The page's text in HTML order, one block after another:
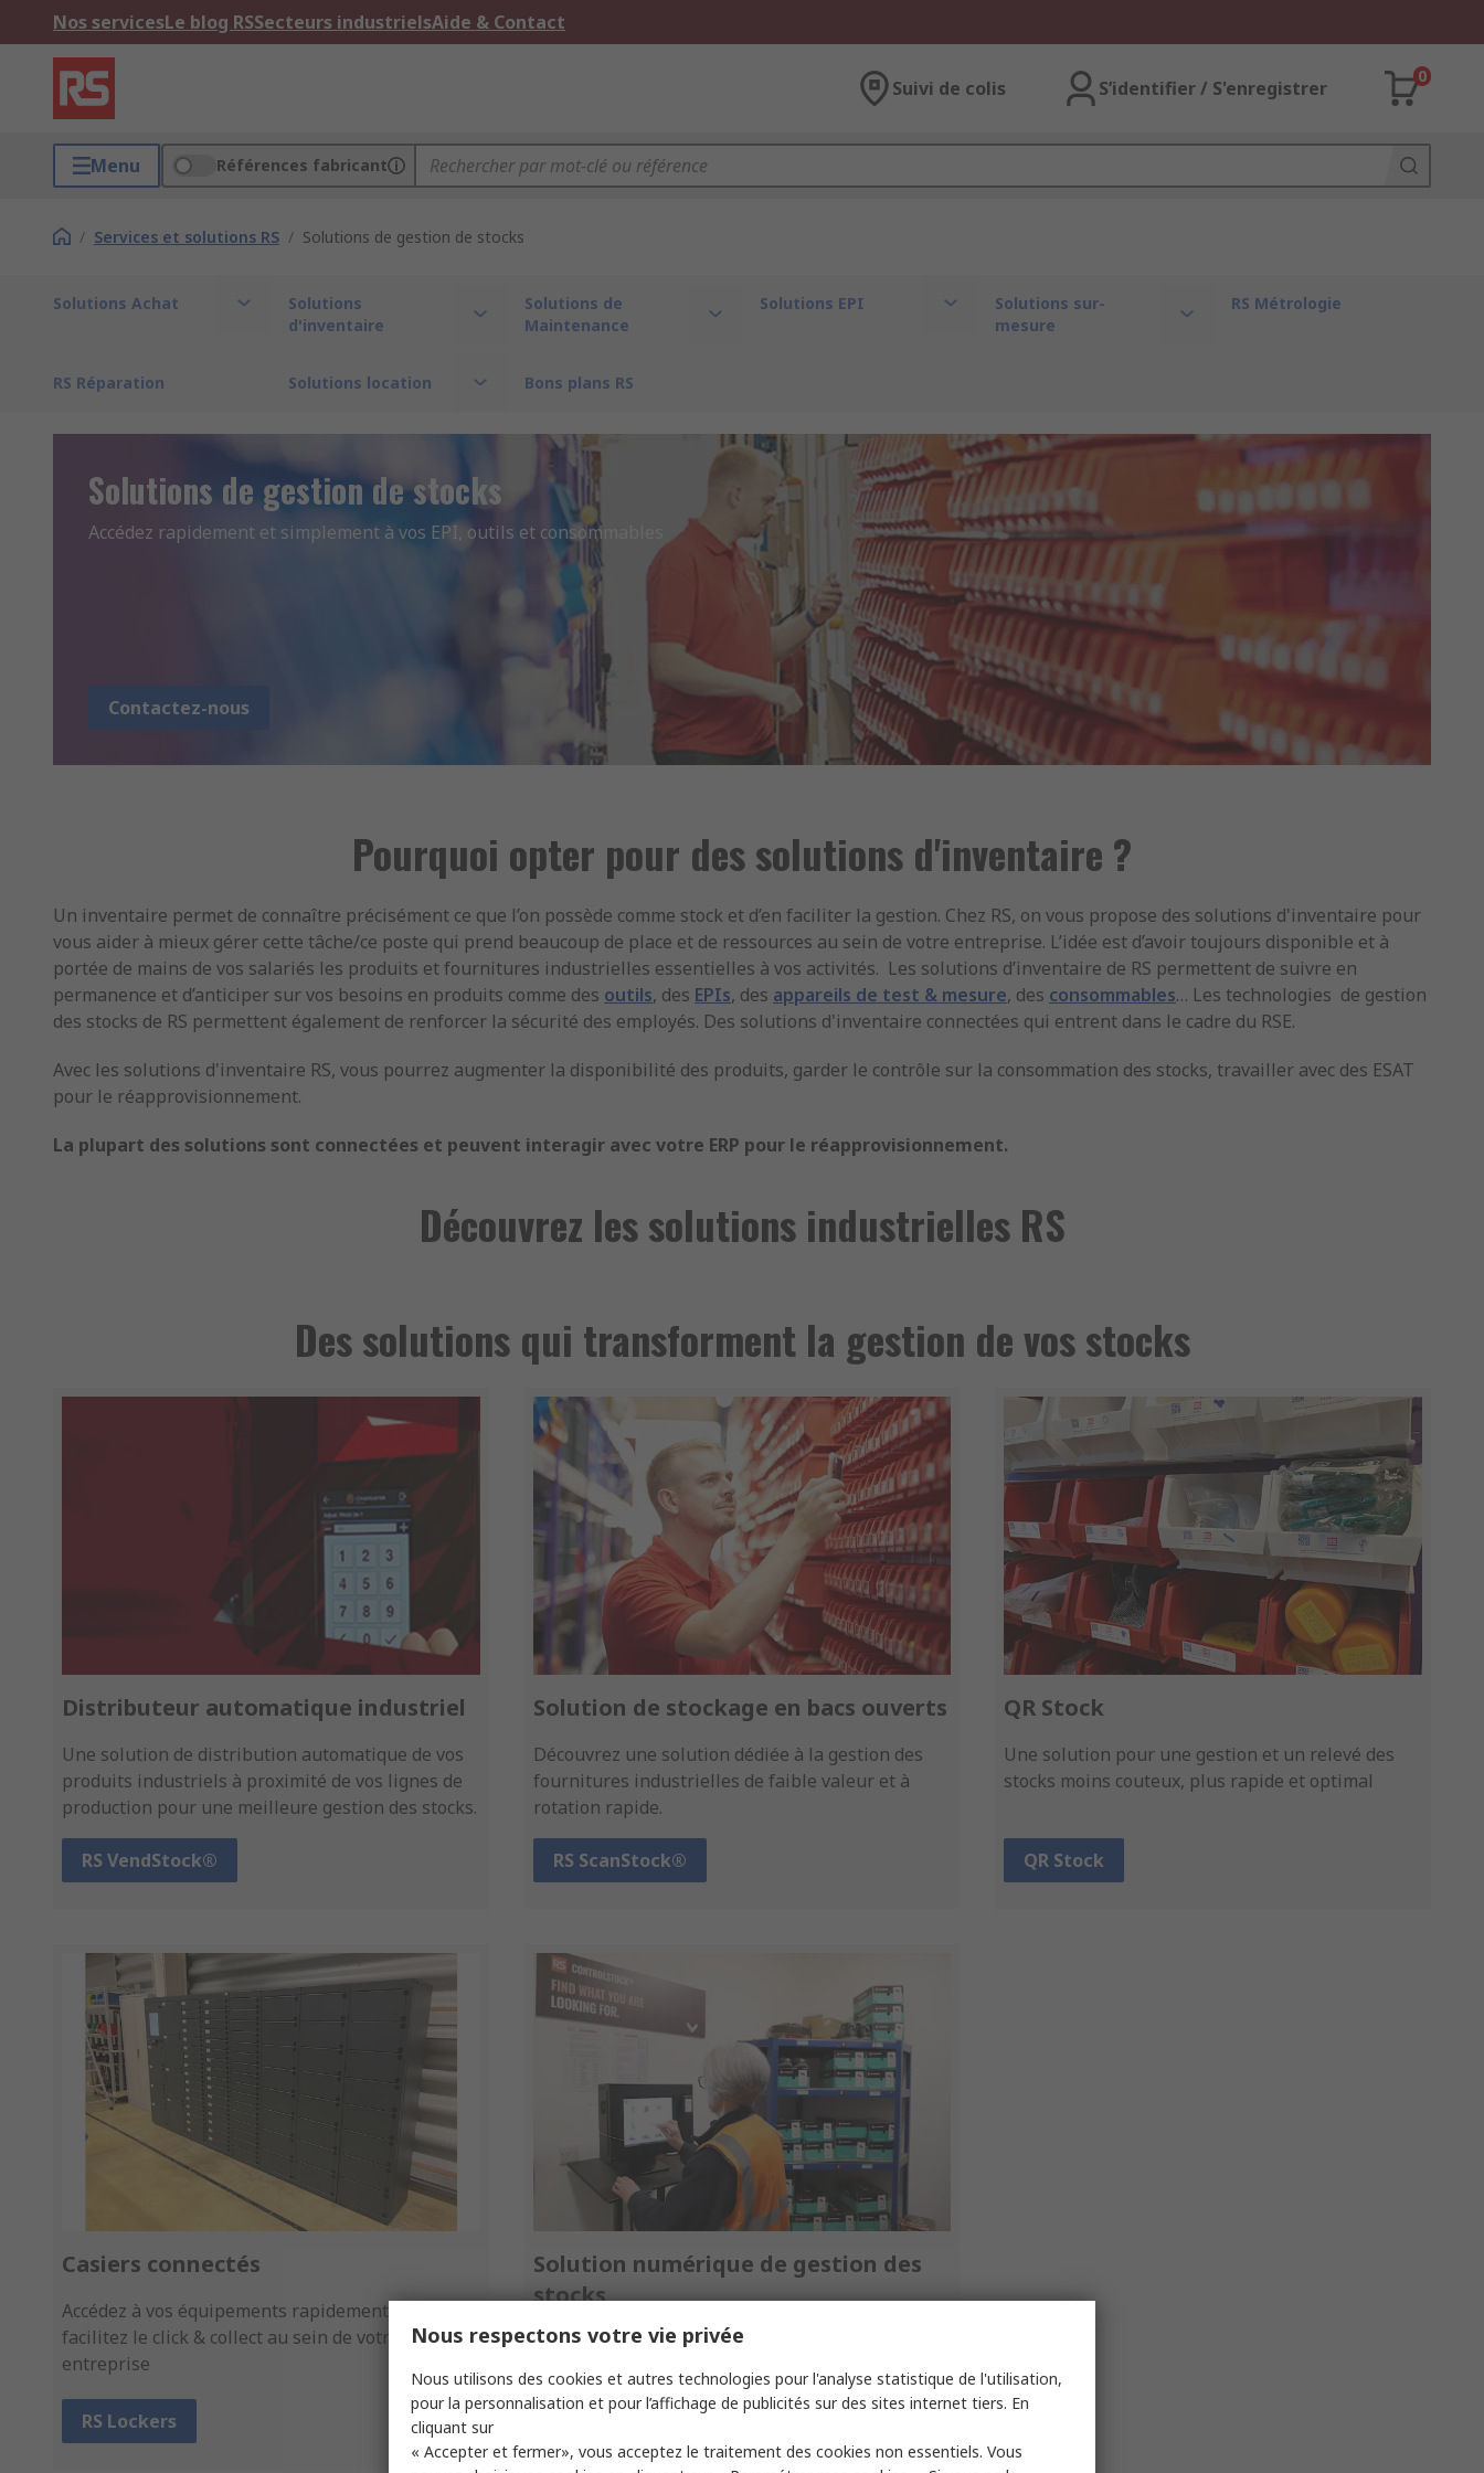
Nos servicesLe blog RSSecteurs industrielsAide & Contact
Suivi de colis S’identifier / S'enregistrer
0
Menu Références fabricant
/ Services et solutions RS / Solutions de gestion de stocks
Solutions Achat
Solutions
d'inventaire
Solutions de
Maintenance
Solutions EPI
Solutions sur-
mesure
RS Métrologie
RS Réparation Solutions location Bons plans RS
Solutions de gestion de stocks
Accédez rapidement et simplement à vos EPI, outils et consommables
Contactez-nous
Pourquoi opter pour des solutions d'inventaire ?
Un inventaire permet de connaître précisément ce que l’on possède comme stock et d’en faciliter la gestion. Chez RS, on vous propose des solutions d'inventaire pour
vous aider à mieux gérer cette tâche/ce poste qui prend beaucoup de place et de ressources au sein de votre entreprise. L’idée est d’avoir toujours disponible et à
portée de mains de vos salariés les produits et fournitures industrielles essentielles à vos activités. Les solutions d’inventaire de RS permettent de suivre en
permanence et d’anticiper sur vos besoins en produits comme des outils, des EPIs, des appareils de test & mesure, des consommables… Les technologies de gestion
des stocks de RS permettent également de renforcer la sécurité des employés. Des solutions d'inventaire connectées qui entrent dans le cadre du RSE.
Avec les solutions d'inventaire RS, vous pourrez augmenter la disponibilité des produits, garder le contrôle sur la consommation des stocks, travailler avec des ESAT
pour le réapprovisionnement.
La plupart des solutions sont connectées et peuvent interagir avec votre ERP pour le réapprovisionnement.
Découvrez les solutions industrielles RS
Des solutions qui transforment la gestion de vos stocks
Distributeur automatique industriel
Une solution de distribution automatique de vos
produits industriels à proximité de vos lignes de
production pour une meilleure gestion des stocks.
RS VendStock®
Solution de stockage en bacs ouverts
Découvrez une solution dédiée à la gestion des
fournitures industrielles de faible valeur et à
rotation rapide.
RS ScanStock®
QR Stock
Une solution pour une gestion et un relevé des
stocks moins couteux, plus rapide et optimal
QR Stock
Casiers connectés
Accédez à vos équipements rapidement et
facilitez le click & collect au sein de votre
entreprise
RS Lockers
Solution numérique de gestion des
stocks
Gérez vos consommables à forte rotation avec
notre solution numérique de gestion des stocks
RS ControlStock®
Nous respectons votre vie privée
Nous utilisons des cookies et autres technologies pour l'analyse statistique de l'utilisation,
pour la personnalisation et pour l’affichage de publicités sur des sites internet tiers. En
cliquant sur
« Accepter et fermer», vous acceptez le traitement des cookies non essentiels. Vous